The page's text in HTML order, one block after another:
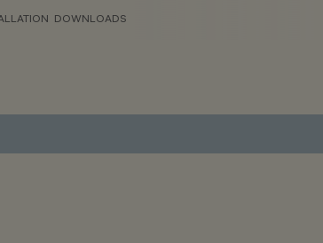
DOWNLOADS